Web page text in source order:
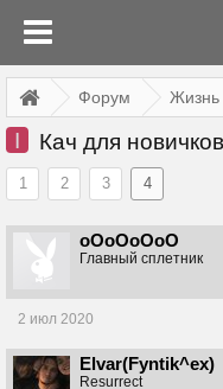
Форум Жизнь
I Кач для
1 2 3 4
oOoOoOoO
Главный сплетник
2 июл 2020
Elvar(Fyntik^ex)
Resurrect